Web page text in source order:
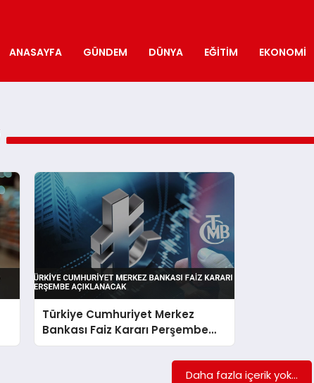
ANASAYFA GÜNDEM DÜNYA EĞITIM EKONOMI
Türkiye Cumhuriyet Merkez
Bankası Faiz Kararı Perşembe
Açıklanacak
Daha fazla içerik yok...